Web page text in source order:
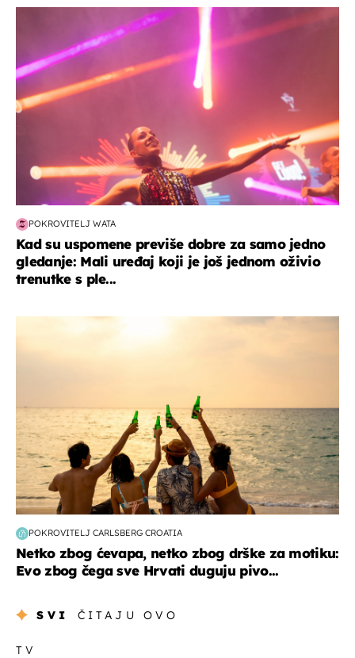
POKROVITELJ WATA
Kad su uspomene previše dobre za samo jedno
gledanje: Mali uređaj koji je još jednom oživio
trenutke s ple...
POKROVITELJ CARLSBERG CROATIA
Netko zbog ćevapa, netko zbog drške za motiku:
Evo zbog čega sve Hrvati duguju pivo...
SVI ČITAJU OVO
TV